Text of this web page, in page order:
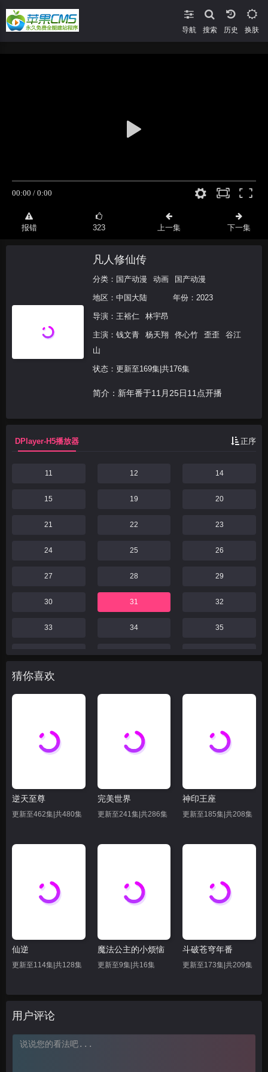
导航 搜索 换肤
报错 323 上一集 下一集
凡人修仙传
分类： 国产动漫 动画 国产动漫
地区： 中国大陆 年份： 2023
导演： 王裕仁 林宇昂
主演： 钱文青 杨天翔 佟心竹 歪歪
谷江
山
状态：更新至169集|共176集
简介：新年番于11月25日11点开播
DPlayer-H5播放器 正序
11 12 14
15 19 20
21 22 23
24 25 26
27 28 29
30 31 32
33 34 35
36 37 38
39
46 47 48
49 52 55
75 76 77
84 85 86
90
93
猜你喜欢
逆天至尊
更新至462集|共480集
完美世界
更新至241集|共286集
神印王座
更新至185集|共208集
仙逆
更新至114集|共128集
魔法公主的小烦恼
更新至9集|共16集
斗破苍穹年番
更新至173集|共209集
用户评论